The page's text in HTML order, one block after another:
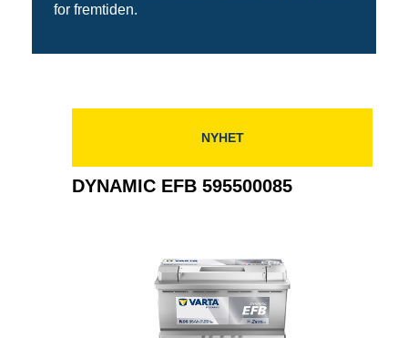
for fremtiden.
NYHET
DYNAMIC EFB 595500085